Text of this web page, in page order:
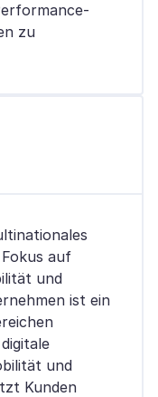
zu
auf
und
ist ein
und
Kunden